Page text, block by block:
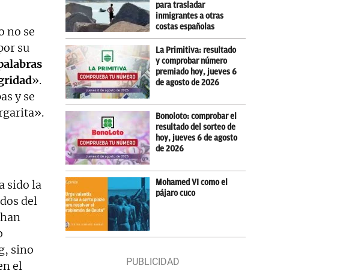
no se
su
».
y se
sido la
del
sino
el
para trasladar
inmigrantes a otras
costas españolas
La Primitiva: resultado
y comprobar número
premiado hoy, jueves 6
de agosto de 2026
Bonoloto: comprobar el
resultado del sorteo de
hoy, jueves 6 de agosto
de 2026
Mohamed VI como el
pájaro cuco